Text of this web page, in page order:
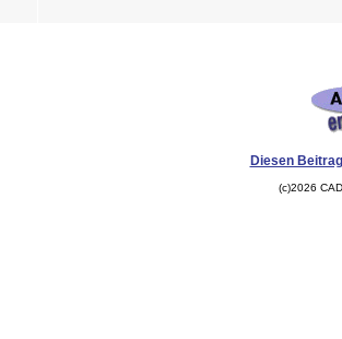
Diesen
(c)2026